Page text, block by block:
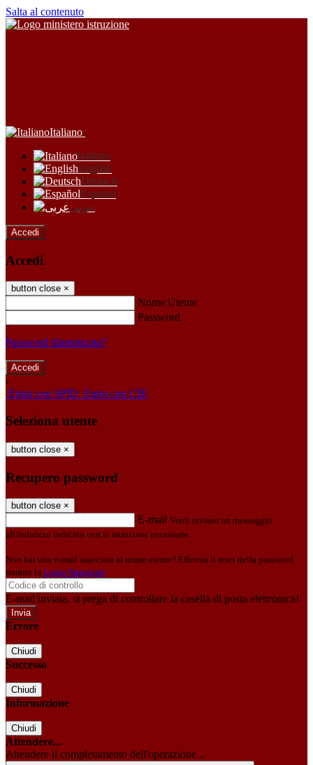
Salta al contenuto
Italiano
Italiano
English
Deutsch
Español
عربى
Accedi
Accedi
button close ×
Nome Utente
Password
Password dimenticata?
-
Entra con SPID Entra con CIE
Seleziona utente
button close ×
Recupero password
button close ×
E-mail Verrà inviato un messaggio
all'indirizzo indicato con le istruzioni necessarie.
Non hai una e-mail associata al nome utente? Effettua il reset della password
tramite la Login Spaggiari
E-mail inviata, si prega di controllare la casella di posta elettronica!
Errore
Chiudi
Successo
Chiudi
Informazione
Chiudi
Attendere...
Attendere il completamento dell'operazione...